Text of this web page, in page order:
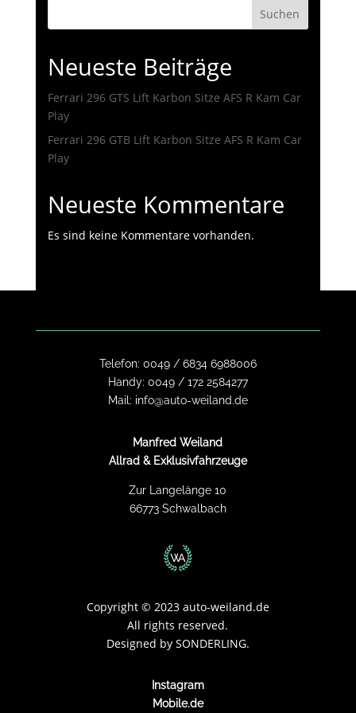
Suchen
Neueste Beiträge
Ferrari 296 GTS Lift Karbon Sitze AFS R Kam Car
Play
Ferrari 296 GTB Lift Karbon Sitze AFS R Kam Car
Play
Neueste Kommentare
Es sind keine Kommentare vorhanden.
Telefon: 0049 / 6834 6988006
Handy: 0049 / 172 2584277
Mail: info@auto-weiland.de
Manfred Weiland
Allrad & Exklusivfahrzeuge
Zur Langelänge 10
66773 Schwalbach
Copyright © 2023 auto-weiland.de
All rights reserved.
Designed by SONDERLING.
Instagram
Mobile.de